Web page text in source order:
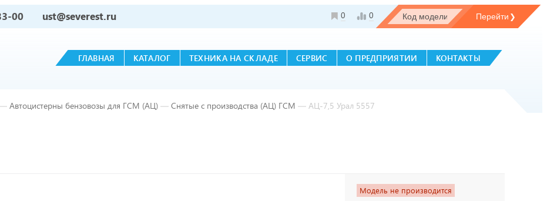
00 ust@severest.ru 0 0
ГЛАВНАЯ КАТАЛОГ ТЕХНИКА НА СКЛАДЕ СЕРВИС О ПРЕДПРИЯТИИ КОНТАКТЫ
Автоцистерны бензовозы для ГСМ (АЦ) — Снятые с производства (АЦ) ГСМ — АЦ-7,5 Урал 5557
Модель не производится